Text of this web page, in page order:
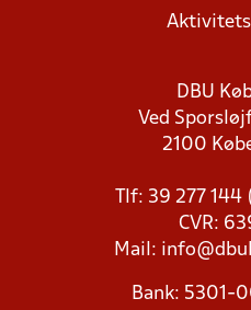
DBU
Ved
2100
Tlf: 39 277
CVR:
Mail:
Bank: 5301-